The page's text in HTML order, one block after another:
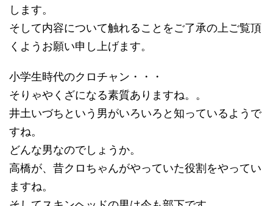
します。
そして内容について触れることをご了承の上ご覧頂
くようお願い申し上げます。
小学生時代のクロチャン・・・
そりゃやくざになる素質ありますね。。
井土いづちという男がいろいろと知っているようで
すね。
どんな男なのでしょうか。
高橋が、昔クロちゃんがやっていた役割をやってい
ますね。